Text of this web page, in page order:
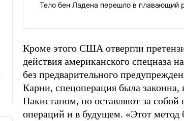
Тело бен Ладена перешло в плавающий
Кроме этого США отвергли
действия американского спецназа
без предварительного
Карни, спецоперация была
Пакистаном, но оставляют за
операций и в будущем. «Этот